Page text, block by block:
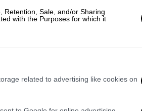
Retention, Sale, and/or Sharing
with the Purposes for which it
related to advertising like cookies on